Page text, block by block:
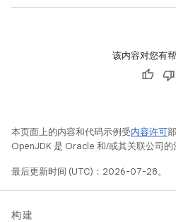
该内容对您有
本页面上的内容和代码示例受内容许可
OpenJDK 是 Oracle 和/或其关联公司的
最后更新时间 (UTC)：2026-07-28。
构建